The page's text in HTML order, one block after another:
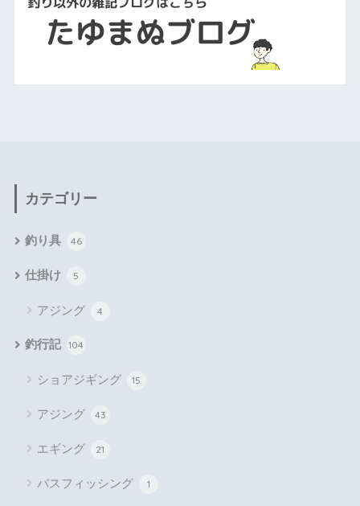
カテゴリー
釣り具 46
仕掛け 5
アジング 4
釣行記 104
ショアジギング 15
アジング 43
エギング 21
バスフィッシング 1